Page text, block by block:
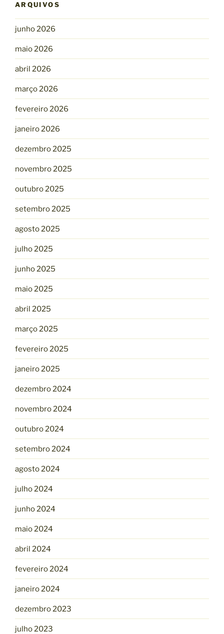
ARQUIVOS
junho 2026
maio 2026
abril 2026
março 2026
fevereiro 2026
janeiro 2026
dezembro 2025
novembro 2025
outubro 2025
setembro 2025
agosto 2025
julho 2025
junho 2025
maio 2025
abril 2025
março 2025
fevereiro 2025
janeiro 2025
dezembro 2024
novembro 2024
outubro 2024
setembro 2024
agosto 2024
julho 2024
junho 2024
maio 2024
abril 2024
fevereiro 2024
janeiro 2024
dezembro 2023
julho 2023